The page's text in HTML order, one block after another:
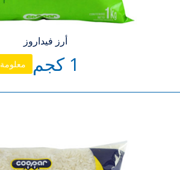
أرز فيداروز
1 كجم معلومة